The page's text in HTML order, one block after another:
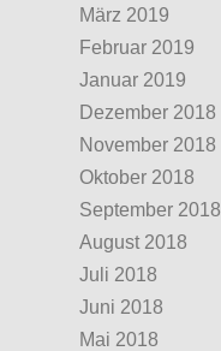
März 2019
Februar 2019
Januar 2019
Dezember 2018
November 2018
Oktober 2018
September 2018
August 2018
Juli 2018
Juni 2018
Mai 2018